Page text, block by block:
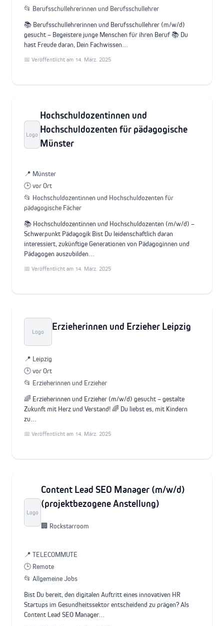
📂 Berufsschullehrerinnen und Berufsschullehrer
📚 Berufsschullehrerinnen und Berufsschullehrer (m/w/d)
gesucht – Begeistere junge Menschen für ihren Beruf 📚 Du
hast Freude daran, Dein Fachwissen…
📅 Veröffentlicht am 14. März. 2025
Logo
Hochschuldozentinnen und
Hochschuldozenten für pädagogische
Münster
📍 Münster
🕒 vor Ort
📂 Hochschuldozentinnen und Hochschuldozenten für
pädagogische Fächer
📚 Hochschuldozentinnen und Hochschuldozenten (m/w/d) –
Schwerpunkt Pädagogik Bist Du leidenschaftlich daran
interessiert, zukünftige Generationen von Pädagoginnen und
Pädagogen auszubilden…
📅 Veröffentlicht am 14. März. 2025
Logo Erzieherinnen und Erzieher Leipzig
📍 Leipzig
🕒 vor Ort
📂 Erzieherinnen und Erzieher
🌈 Erzieherinnen und Erzieher (m/w/d) gesucht – gestalte
Zukunft mit Herz und Verstand! 🌈 Du liebst es, mit Kindern
zu…
📅 Veröffentlicht am 14. März. 2025
Logo
Content Lead SEO Manager (m/w/d)
(projektbezogene Anstellung)
🏢 Rockstarroom
📍 TELECOMMUTE
🕒 Remote
📂 Allgemeine Jobs
Bist Du bereit, den digitalen Auftritt eines innovativen HR
Startups im Gesundheitssektor entscheidend zu prägen? Als
Content Lead SEO Manager…